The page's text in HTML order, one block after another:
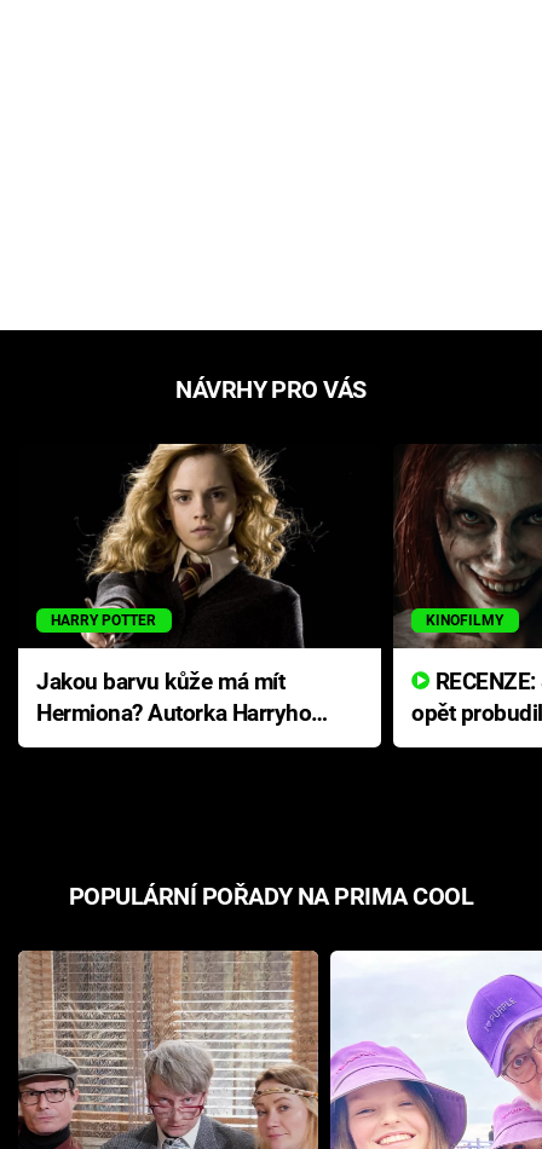
NÁVRHY PRO VÁS
HARRY POTTER
Jakou barvu kůže má mít
Hermiona? Autorka Harryho
Pottera přišla s ráznou
KINOFILMY
opět
přichází s
POPULÁRNÍ POŘADY NA PRIMA COOL